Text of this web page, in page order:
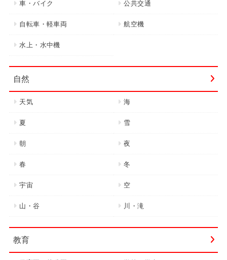
車・バイク 公共交通
自転車・軽車両 航空機
水上・水中機
自然
天気 海
夏 雪
朝 夜
春 冬
宇宙 空
山・谷 川・滝
教育